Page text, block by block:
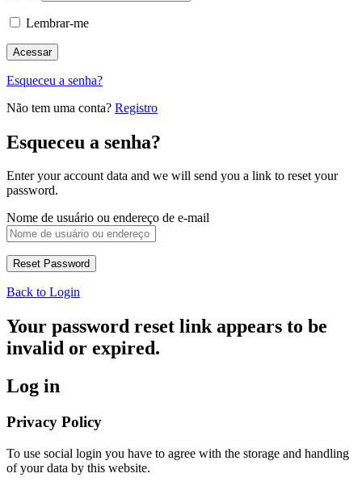
Lembrar-me
Esqueceu a senha?
Não tem uma conta? Registro
Esqueceu a senha?
Enter your account data and we will send you a link to reset your
password.
Nome de usuário ou endereço de e-mail
Back to Login
Your password reset link appears to be
invalid or expired.
Log in
Privacy Policy
To use social login you have to agree with the storage and handling
of your data by this website.